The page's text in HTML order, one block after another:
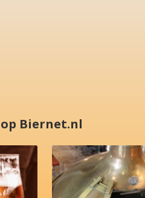
Biernet.nl